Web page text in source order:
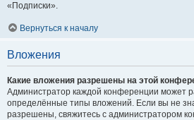
«Подписки».
Вернуться к началу
Вложения
Какие вложения разрешены на этой
Администратор каждой конференции может
определённые типы вложений. Если вы не
разрешены, свяжитесь с администратором